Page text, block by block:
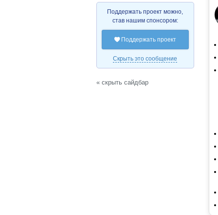
Поддержать проект можно,
став нашим спонсором:
Поддержать проект
Скрыть это сообщение
« скрыть сайдбар